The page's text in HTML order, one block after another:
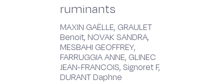
ruminants
MAXIN GAËLLE, GRAULET
Benoit, NOVAK SANDRA,
MESBAHI GEOFFREY,
FARRUGGIA ANNE, GLINEC
JEAN-FRANCOIS, Signoret F,
DURANT Daphne